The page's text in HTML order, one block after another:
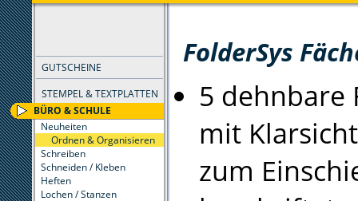
GUTSCHEINE
STEMPEL & TEXTPLATTEN
BÜRO & SCHULE
Neuheiten
Ordnen & Organisieren
Schreiben
Schneiden / Kleben
Heften
Lochen / Stanzen
FolderSys
5 dehnbare
mit
zum